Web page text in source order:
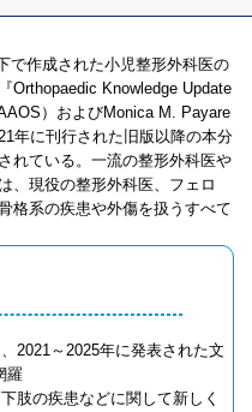
で作成された小児整形外科医の
Orthopaedic Knowledge Update
）およびMonica M. Payare
年に刊行された旧版以降の本分
れている。一流の整形外科医や
、現役の整形外科医、フェロ
格系の疾患や外傷を扱うすべて
2021～2025年に発表された文
羅
肢の疾患などに関して新しく